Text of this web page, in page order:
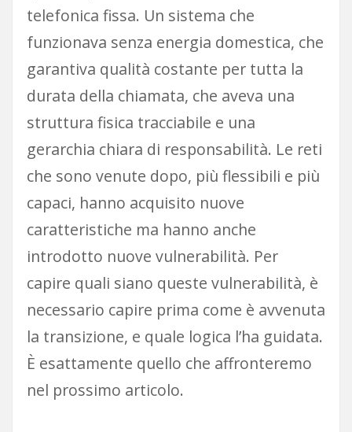
telefonica fissa. Un sistema che
funzionava senza energia domestica, che
garantiva qualità costante per tutta la
durata della chiamata, che aveva una
struttura fisica tracciabile e una
gerarchia chiara di responsabilità. Le reti
che sono venute dopo, più flessibili e più
capaci, hanno acquisito nuove
caratteristiche ma hanno anche
introdotto nuove vulnerabilità. Per
capire quali siano queste vulnerabilità, è
necessario capire prima come è avvenuta
la transizione, e quale logica l’ha guidata.
È esattamente quello che affronteremo
nel prossimo articolo.